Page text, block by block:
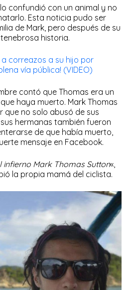
confundió con un animal y no
Esta noticia pudo ser
de Mark, pero después de su
historia.
correazos a su hijo por
vía pública! (VIDEO)
contó que Thomas era un
haya muerto. Mark Thomas
que no solo abusó de sus
hermanas también fueron
de que había muerto,
mensaje en Facebook.
infierno Mark Thomas Sutton«,
la propia mamá del ciclista.